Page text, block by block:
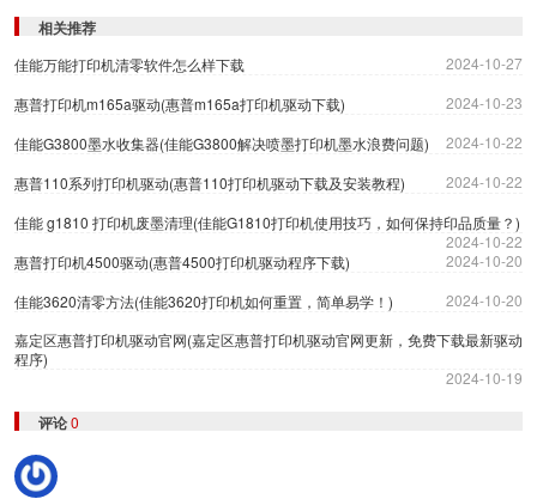
相关推荐
佳能万能打印机清零软件怎么样下载
2024-10-27
惠普打印机m165a驱动(惠普m165a打印机驱动下载)
2024-10-23
佳能G3800墨水收集器(佳能G3800解决喷墨打印机墨水浪费问题)
2024-10-22
惠普110系列打印机驱动(惠普110打印机驱动下载及安装教程)
2024-10-22
佳能 g1810 打印机废墨清理(佳能G1810打印机使用技巧，如何保持印品质量？)
2024-10-22
惠普打印机4500驱动(惠普4500打印机驱动程序下载)
2024-10-20
佳能3620清零方法(佳能3620打印机如何重置，简单易学！)
2024-10-20
嘉定区惠普打印机驱动官网(嘉定区惠普打印机驱动官网更新，免费下载最新驱动
程序)
2024-10-19
评论0